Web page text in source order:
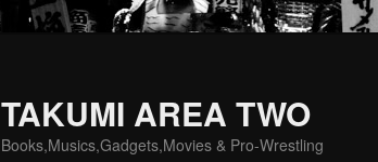
TAKUMI AREA TWO
Books,Musics,Gadgets,Movies & Pro-Wrestling